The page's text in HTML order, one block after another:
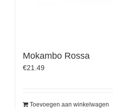
Mokambo Rossa
€21.49
Toevoegen aan winkelwagen